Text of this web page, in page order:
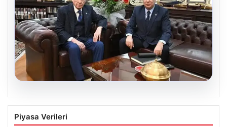
06.08.2026
‘Çerçeve Yasa’ya imza atmayan tek
MHP’li vekilden çarpıcı paylaşım
Piyasa Verileri